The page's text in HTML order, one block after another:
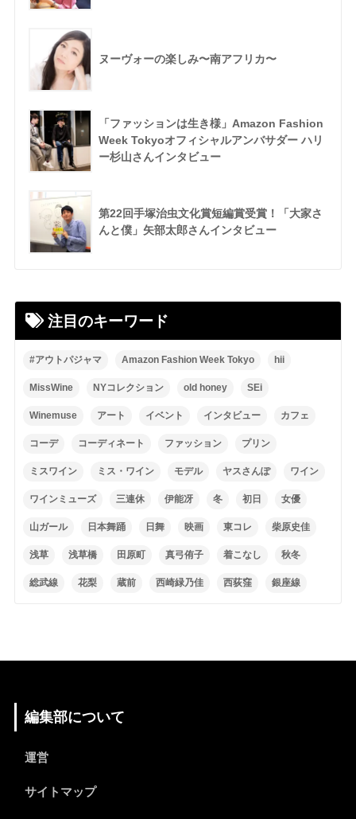
ヌーヴォーの楽しみ〜南アフリカ〜
「ファッションは生き様」Amazon Fashion
Week Tokyoオフィシャルアンバサダー ハリ
ー杉山さんインタビュー
第22回手塚治虫文化賞短編賞受賞！「大家さ
んと僕」矢部太郎さんインタビュー
注目のキーワード
#アウトパジャマ Amazon Fashion Week Tokyo hii
MissWine NYコレクション old honey SEi
Winemuse アート イベント インタビュー カフェ
コーデ コーディネート ファッション プリン
ミスワイン ミス・ワイン モデル ヤスさんぽ ワイン
ワインミューズ 三連休 伊能冴 冬 初日 女優
山ガール 日本舞踊 日舞 映画 東コレ 柴原史佳
浅草 浅草橋 田原町 真弓侑子 着こなし 秋冬
総武線 花梨 蔵前 西崎緑乃佳 西荻窪 銀座線
編集部について
運営
サイトマップ